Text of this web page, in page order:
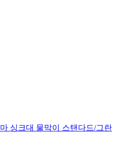
싱크대 물막이 스탠다드/그란